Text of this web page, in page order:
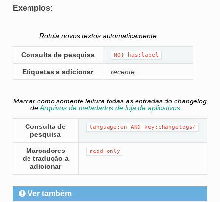
Exemplos:
Rotula novos textos automaticamente
Consulta de pesquisa NOT has:label
Etiquetas a adicionar recente
Marcar como somente leitura todas as entradas do changelog
deArquivos de metadados de loja de aplicativos
Consulta de
pesquisa
language:en AND key:changelogs/
Marcadores
de tradução a
adicionar
read-only
Ver também